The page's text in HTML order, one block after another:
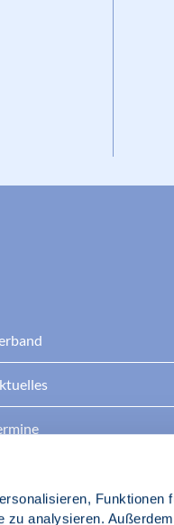
Funktionen
zu analysieren.